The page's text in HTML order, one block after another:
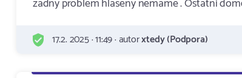
zadny problem hlaseny nemame . Ostatni
17.2. 2025 · 11:49 · autorxtedy (Podpora)